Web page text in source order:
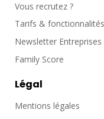
Vous recrutez ?
Tarifs & fonctionnalités
Newsletter Entreprises
Family Score
Légal
Mentions légales